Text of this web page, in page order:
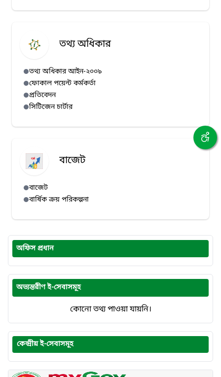
তথ্য অধিকার
তথ্য অধিকার আইন-২০০৯
ফোকাল পয়েন্ট কর্মকর্তা
প্রতিবেদন
সিটিজেন চার্টার
বাজেট
বাজেট
বার্ষিক ক্রয় পরিকল্পনা
অফিস প্রধান
অভ্যন্তরীণ ই-সেবাসমূহ
কোনো তথ্য পাওয়া যায়নি।
কেন্দ্রীয় ই-সেবাসমূহ